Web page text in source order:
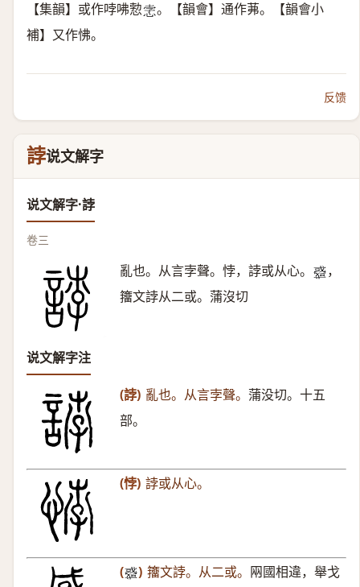
【集韻】或作哱咈愂𢚦 。【韻會】通作茀。【韻會小
補】又作怫。
反馈
誖说文解字
说文解字·誖
卷三
亂也。从言孛聲。悖，誖或从心。 𢨋 ，
籒文誖从二或。蒲沒切
说文解字注
(誖) 亂也。从言孛聲。 蒲没切。十五
部。
(悖) 誖或从心。
(𢨋 ) 籒文誖。从二或。 㒳國相違，舉戈